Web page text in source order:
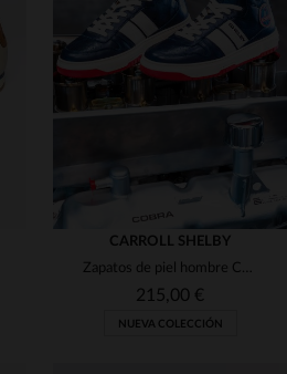
M XL 2XL
3XL 4XL
CARROLL SHELBY
Zapatos de piel hombre Carroll Shelby COBRA SHELBY BLEU MARINE
215,00 €
NUEVA COLECCIÓN